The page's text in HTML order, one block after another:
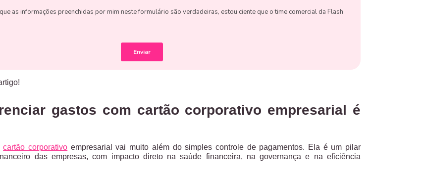
gastos com cartão corporativo empresarial é
cartão corporativo empresarial vai muito além do simples controle de pagamentos. Ela é um pilar
das empresas, com impacto direto na saúde financeira, na governança e na eficiência